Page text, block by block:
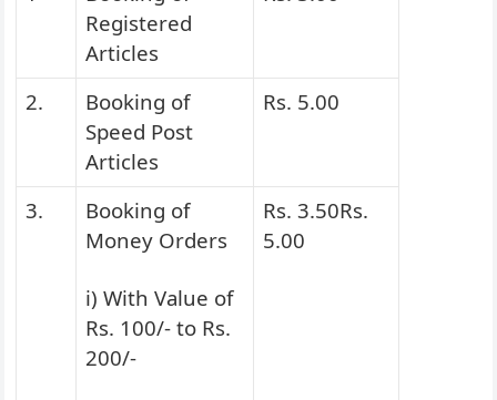
Registered
Articles
2.
Booking of
Speed Post
Articles
Rs. 5.00
3.
Booking of
Money Orders
i) With Value of
Rs. 100/- to Rs.
200/-
Rs. 3.50Rs.
5.00